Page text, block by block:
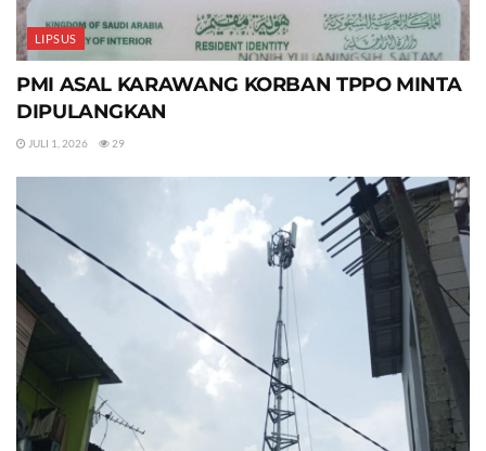
LIPSUS
PMI ASAL KARAWANG KORBAN TPPO MINTA
DIPULANGKAN
JULI 1, 2026 29